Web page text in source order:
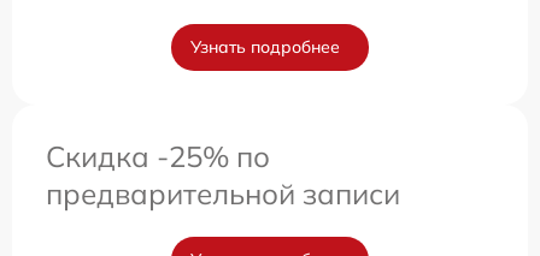
Узнать подробнее
Скидка -25% по
предварительной записи